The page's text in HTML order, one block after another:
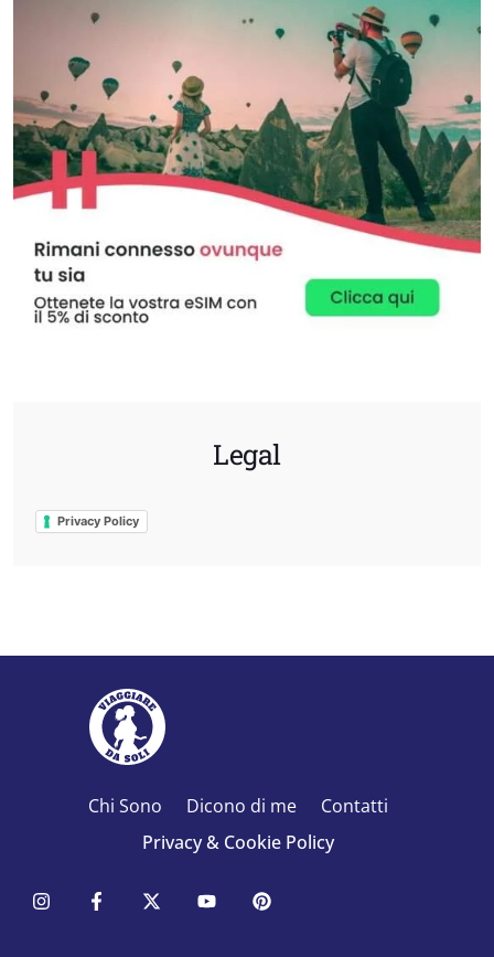
Legal
Privacy Policy
Chi Sono Dicono di me
Contatti
Privacy & Cookie Policy